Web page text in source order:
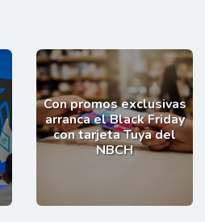
Con promos exclusivas
arranca el Black Friday
con tarjeta Tuya del
NBCH